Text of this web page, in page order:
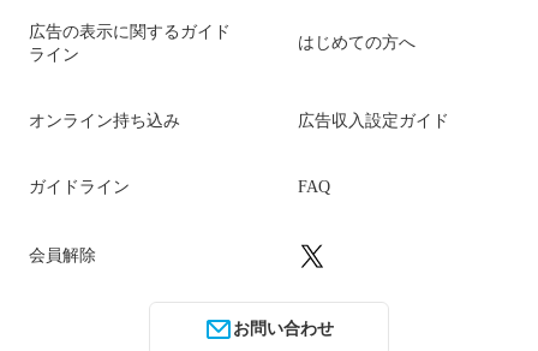
広告の表示に関するガイド
ライン
はじめての方へ
オンライン持ち込み 広告収入設定ガイド
ガイドライン FAQ
会員解除
お問い合わせ